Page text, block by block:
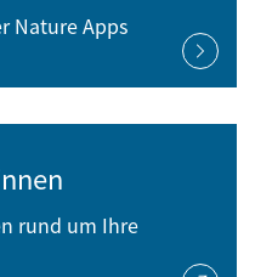
Nature Apps
rund um Ihre